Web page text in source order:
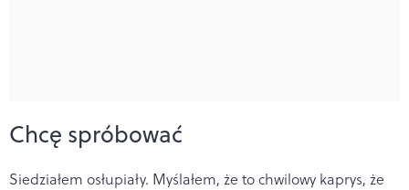
Chcę spróbować
Siedziałem osłupiały. Myślałem, że to chwilowy kaprys, że